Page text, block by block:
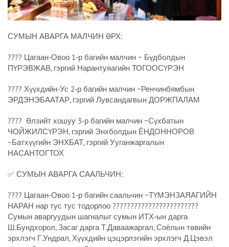
СУМЫН АВАРГА МАЛЧИН ӨРХ:
???? Цагаан-Овоо 1-р багийн малчин ~ Бүдболдын
ПҮРЭВЖАВ, гэргий Нарантуяагийн ТОГООСҮРЭН
???? Хүүхдийн-Ус 2-р багийн малчин ~Ренчинбямбын
ЭРДЭНЭБААТАР, гэргий Лувсандагвын ДОРЖПАЛАМ
???? ️ Өлзийт хошуу 3-р багийн малчин ~Сүхбатын
ЧОЙЖИЛСҮРЭН, гэргий Энхболдын ЁНДОННОРОВ
~Батхүүгийн ЭНХБАТ, гэргий Ууганжаргалын
НАСАНТОГТОХ
✅️ СУМЫН АВАРГА СААЛЬЧИН:
???? Цагаан-Овоо 1-р багийн саальчин ~ТҮМЭНЗАЯАГИЙН
НАРАН нар тус тус тодорлоо ????????????????????????
Сумын аваргуудын шагналыг сумын ИТХ-ын дарга
Ш.Бундхорол, Засаг дарга Т.Даваажаргал, Соёлын төвийн
эрхлэгч Г.Ундрал, Хүүхдийн цэцэрлэгийн эрхлэгч Д.Цэвэл